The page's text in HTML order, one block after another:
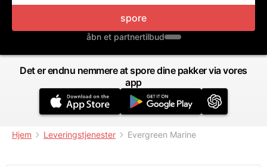
spore
åbn et partnertilbud
Det er endnu nemmere at spore dine pakker via vores
app
Hjem Leveringstjenester Evergreen Marine